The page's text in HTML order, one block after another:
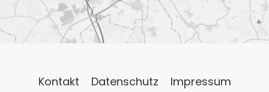
Kontakt Datenschutz Impressum